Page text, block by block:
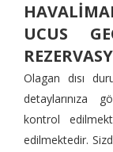
UCUS
Olagan dısı
detaylarınıza
kontrol
edilmektedir.